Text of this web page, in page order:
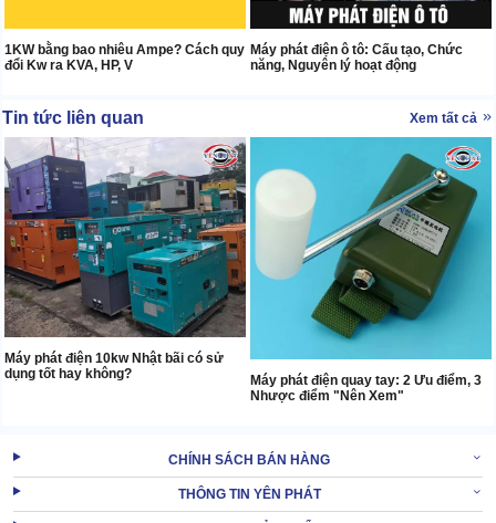
1KW bằng bao nhiêu Ampe? Cách quy
đổi Kw ra KVA, HP, V
Máy phát điện ô tô: Cấu tạo, Chức
năng, Nguyên lý hoạt động
Tin tức liên quan Xem tất cả
Máy phát điện 10kw Nhật bãi có sử
dụng tốt hay không?
Máy phát điện quay tay: 2 Ưu điểm, 3
Nhược điểm "Nên Xem"
CHÍNH SÁCH BÁN HÀNG
THÔNG TIN YÊN PHÁT